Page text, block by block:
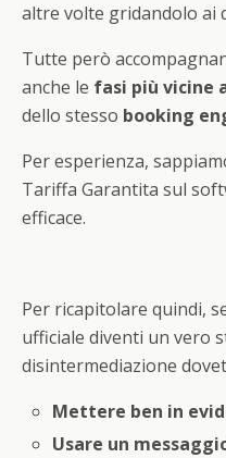
altre volte gridandolo ai
Tutte però
anche le fasi più vicine
dello stesso booking
Per esperienza,
Tariffa Garantita sul
efficace.
Per ricapitolare quindi,
ufficiale diventi un vero
disintermediazione
Mettere ben in
Usare un